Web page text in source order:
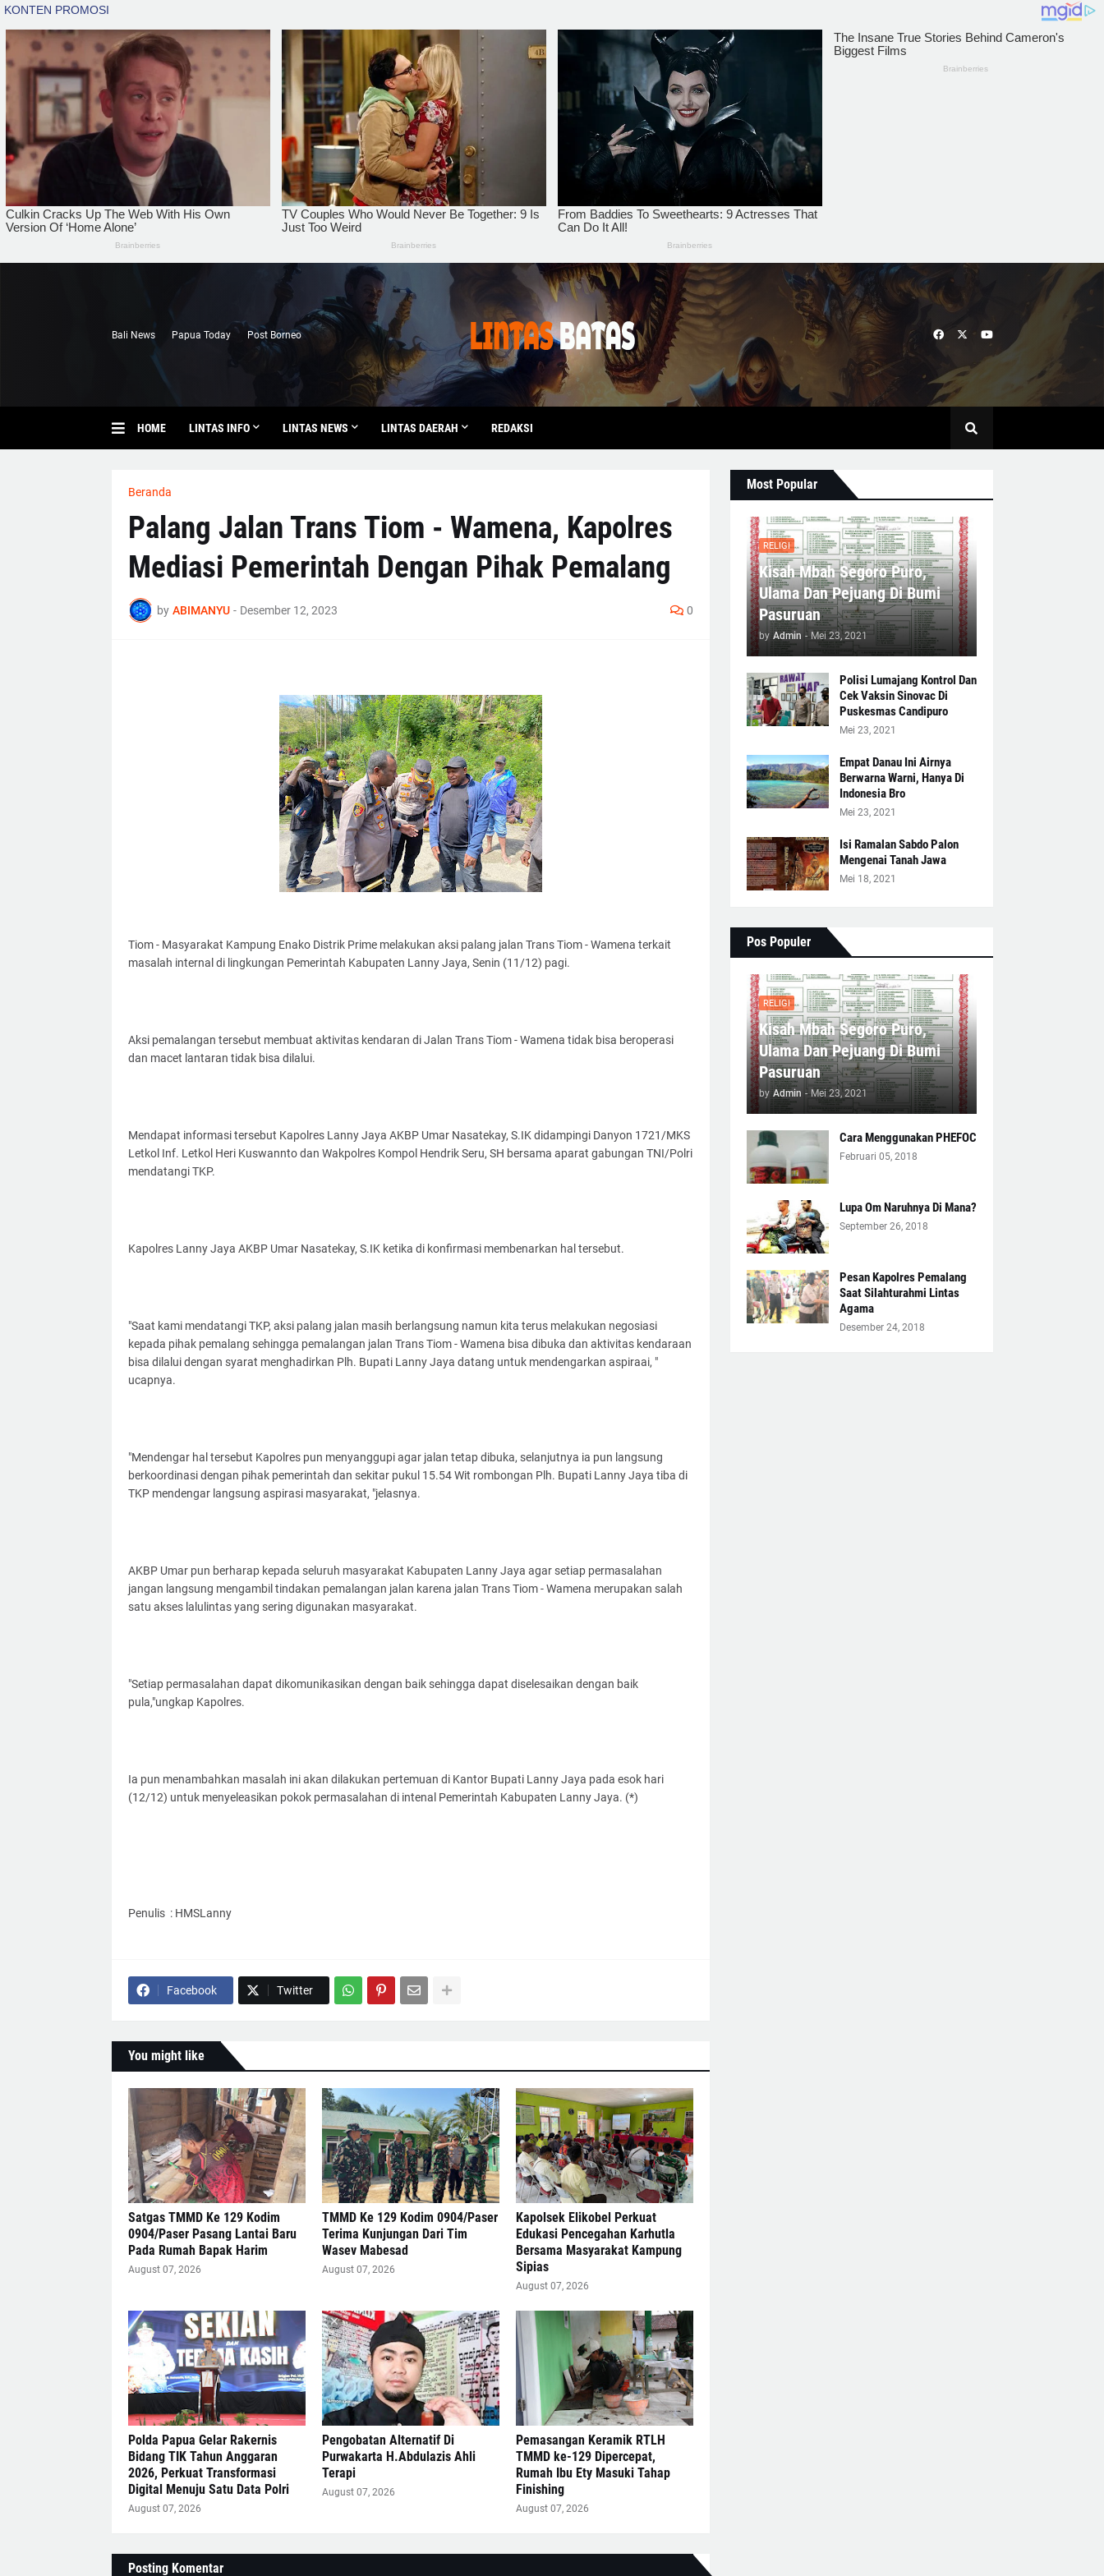
Bali News Papua Today Post Borneo
HOME LINTAS INFO LINTAS NEWS LINTAS DAERAH REDAKSI
Beranda
Palang Jalan Trans Tiom - Wamena, Kapolres
Mediasi Pemerintah Dengan Pihak Pemalang
by ABIMANYU - Desember 12, 2023 0
Tiom - Masyarakat Kampung Enako Distrik Prime melakukan aksi palang jalan Trans Tiom - Wamena terkait
masalah internal di lingkungan Pemerintah Kabupaten Lanny Jaya, Senin (11/12) pagi.
Aksi pemalangan tersebut membuat aktivitas kendaran di Jalan Trans Tiom - Wamena tidak bisa beroperasi
dan macet lantaran tidak bisa dilalui.
Mendapat informasi tersebut Kapolres Lanny Jaya AKBP Umar Nasatekay, S.IK didampingi Danyon 1721/MKS
Letkol Inf. Letkol Heri Kuswannto dan Wakpolres Kompol Hendrik Seru, SH bersama aparat gabungan TNI/Polri
mendatangi TKP.
Kapolres Lanny Jaya AKBP Umar Nasatekay, S.IK ketika di konfirmasi membenarkan hal tersebut.
"Saat kami mendatangi TKP, aksi palang jalan masih berlangsung namun kita terus melakukan negosiasi
kepada pihak pemalang sehingga pemalangan jalan Trans Tiom - Wamena bisa dibuka dan aktivitas kendaraan
bisa dilalui dengan syarat menghadirkan Plh. Bupati Lanny Jaya datang untuk mendengarkan aspiraai, "
ucapnya.
"Mendengar hal tersebut Kapolres pun menyanggupi agar jalan tetap dibuka, selanjutnya ia pun langsung
berkoordinasi dengan pihak pemerintah dan sekitar pukul 15.54 Wit rombongan Plh. Bupati Lanny Jaya tiba di
TKP mendengar langsung aspirasi masyarakat, "jelasnya.
AKBP Umar pun berharap kepada seluruh masyarakat Kabupaten Lanny Jaya agar setiap permasalahan
jangan langsung mengambil tindakan pemalangan jalan karena jalan Trans Tiom - Wamena merupakan salah
satu akses lalulintas yang sering digunakan masyarakat.
"Setiap permasalahan dapat dikomunikasikan dengan baik sehingga dapat diselesaikan dengan baik
pula,"ungkap Kapolres.
Ia pun menambahkan masalah ini akan dilakukan pertemuan di Kantor Bupati Lanny Jaya pada esok hari
(12/12) untuk menyeleasikan pokok permasalahan di intenal Pemerintah Kabupaten Lanny Jaya. (*)
Penulis : HMSLanny
Facebook Twitter
You might like
Satgas TMMD Ke 129 Kodim
0904/Paser Pasang Lantai Baru
Pada Rumah Bapak Harim
August 07, 2026
TMMD Ke 129 Kodim 0904/Paser
Terima Kunjungan Dari Tim
Wasev Mabesad
August 07, 2026
Kapolsek Elikobel Perkuat
Edukasi Pencegahan Karhutla
Bersama Masyarakat Kampung
Sipias
August 07, 2026
Polda Papua Gelar Rakernis
Bidang TIK Tahun Anggaran
2026, Perkuat Transformasi
Digital Menuju Satu Data Polri
August 07, 2026
Pengobatan Alternatif Di
Purwakarta H.Abdulazis Ahli
Terapi
August 07, 2026
Pemasangan Keramik RTLH
TMMD ke-129 Dipercepat,
Rumah Ibu Ety Masuki Tahap
Finishing
August 07, 2026
Posting Komentar
Most Popular
RELIGI
Kisah Mbah Segoro Puro,
Ulama Dan Pejuang Di Bumi
Pasuruan
by Admin - Mei 23, 2021
Polisi Lumajang Kontrol Dan
Cek Vaksin Sinovac Di
Puskesmas Candipuro
Mei 23, 2021
Empat Danau Ini Airnya
Berwarna Warni, Hanya Di
Indonesia Bro
Mei 23, 2021
Isi Ramalan Sabdo Palon
Mengenai Tanah Jawa
Mei 18, 2021
Pos Populer
RELIGI
Kisah Mbah Segoro Puro,
Ulama Dan Pejuang Di Bumi
Pasuruan
by Admin - Mei 23, 2021
Cara Menggunakan PHEFOC
Februari 05, 2018
Lupa Om Naruhnya Di Mana?
September 26, 2018
Pesan Kapolres Pemalang
Saat Silahturahmi Lintas
Agama
Desember 24, 2018